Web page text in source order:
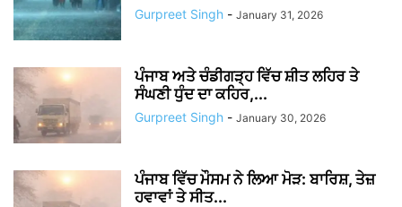
Gurpreet Singh - January 31, 2026
ਪੰਜਾਬ ਅਤੇ ਚੰਡੀਗੜ੍ਹ ਵਿੱਚ ਸ਼ੀਤ ਲਹਿਰ ਤੇ
ਸੰਘਣੀ ਧੁੰਦ ਦਾ ਕਹਿਰ,...
Gurpreet Singh - January 30, 2026
ਪੰਜਾਬ ਵਿੱਚ ਮੌਸਮ ਨੇ ਲਿਆ ਮੋੜ: ਬਾਰਿਸ਼, ਤੇਜ਼
ਹਵਾਵਾਂ ਤੇ ਸੀਤ...